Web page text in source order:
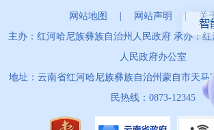
网站地图 | 网站声明 | 关
主办：红河哈尼族彝族自治州人民政府 承办：
人民政府办公室
地址：云南省红河哈尼族彝族自治州蒙自市天
民热线：0873-12345